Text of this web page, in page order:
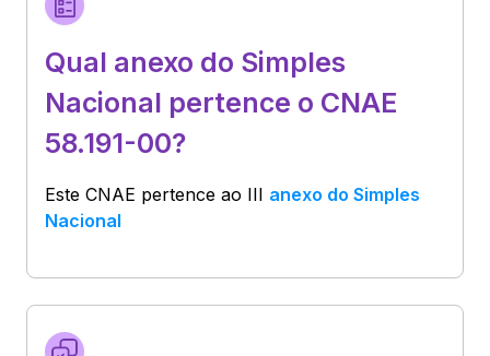
Qual anexo do Simples
Nacional pertence o CNAE
58.191-00?
Este CNAE pertence ao III anexo do Simples
Nacional